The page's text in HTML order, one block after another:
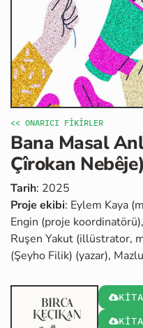
<< ONARICI FİKİRLER
Bana Masal
Çîrokan Nebêje)
Tarih: 2025
Proje ekibi: Eylem Kaya
Engin (proje
Ruşen Yakut (illüstrator,
(Şeyho Filik) (yazar),